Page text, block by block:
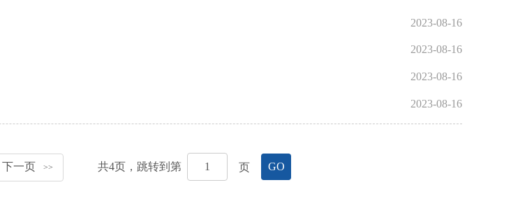
2023-08-16
2023-08-16
2023-08-16
2023-08-16
下一页 >> 共4页，跳转到第 页 GO